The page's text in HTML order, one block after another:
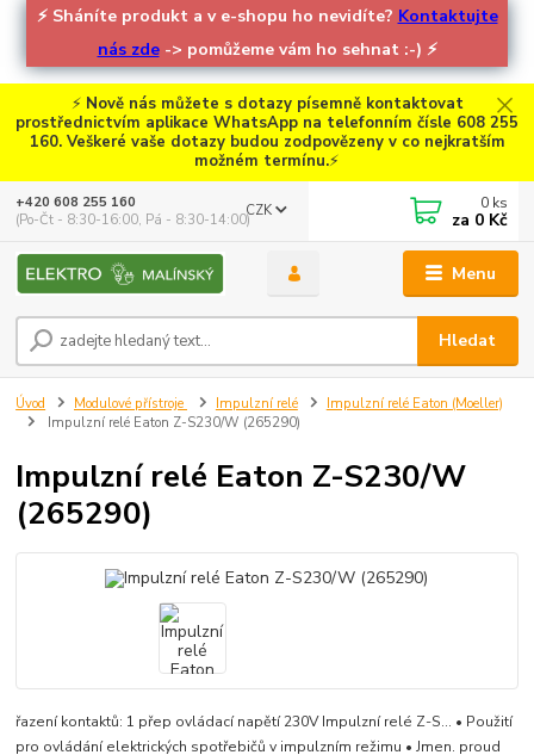
⚡ Sháníte produkt a v e-shopu ho nevidíte? Kontaktujte
nás zde-> pomůžeme vám ho sehnat :-) ⚡
⚡ Nově nás můžete s dotazy písemně kontaktovat
prostřednictvím aplikace WhatsApp na telefonním čísle 608 255
160. Veškeré vaše dotazy budou zodpovězeny v co nejkratším
možném termínu.⚡
Menu
CZK
Hledat
+420 608 255 160
(Po-Čt - 8:30-16:00, Pá - 8:30-14:00)
0 ks
za 0 Kč
Úvod Modulové přístroje Impulzní relé
Impulzní relé Eaton (Moeller)
Impulzní relé Eaton Z-S230/W (265290)
Impulzní relé Eaton Z-S230/W
(265290)
řazení kontaktů: 1 přep ovládací napětí 230V Impulzní relé Z-S... • Použití
pro ovládání elektrických spotřebičů v impulzním režimu • Jmen. proud